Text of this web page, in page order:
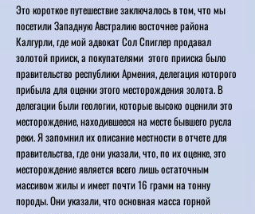
Это короткое путешествие заключалось в том, что мы
посетили Западную Австралию восточнее района
Калгурли, где мой адвокат Сол Спиглер продавал
золотой прииск, а покупателями этого прииска было
правительство республики Армения, делегация которого
прибыла для оценки этого месторождения золота. В
делегации были геологии, которые высоко оценили это
месторождение, находившееся на месте бывшего русла
реки. Я запомнил их описание местности в отчете для
правительства, где они указали, что, по их оценке, это
месторождение является всего лишь остаточным
массивом жилы и имеет почти 16 грамм на тонну
породы. Они указали, что основная масса горной